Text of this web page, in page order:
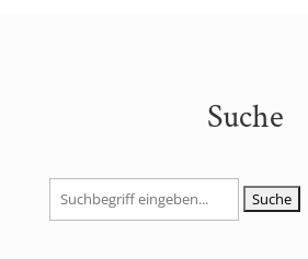
Suche
Suchen
nach: